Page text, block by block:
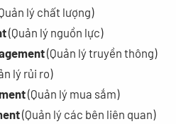
lý chất lượng)
(Quản lý nguồn lực)
(Quản lý truyền thông)
lý rủi ro)
(Quản lý mua sắm)
(Quản lý các bên liên quan)